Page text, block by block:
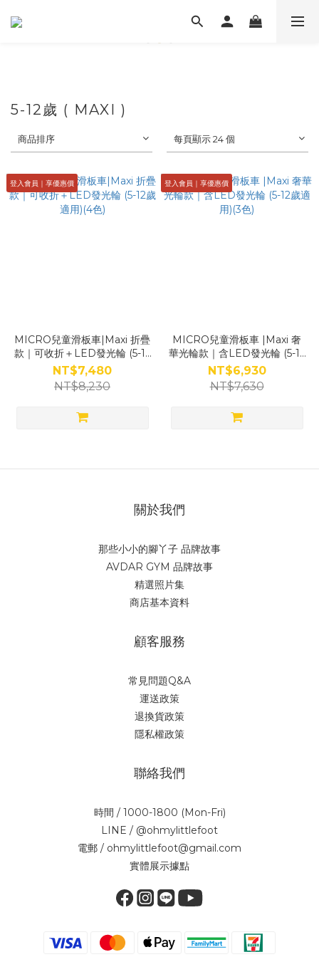
5-12歲 ( MAXI )
商品排序 每頁顯示 24 個
登入會員｜享優惠價
MICRO兒童滑板車|Maxi 折疊
款｜可收折＋LED發光輪 (5-12
歲適用)(4色)
NT$7,480
NT$8,230
登入會員｜享優惠價
MICRO兒童滑板車 |Maxi 奢
華光輪款｜含LED發光輪 (5-12
歲適用)(3色)
NT$6,930
NT$7,630
關於我們
那些小小的腳丫子 品牌故事
AVDAR GYM 品牌故事
精選照片集
商店基本資料
顧客服務
常見問題Q&A
運送政策
退換貨政策
隱私權政策
聯絡我們
時間 / 1000-1800 (Mon-Fri)
LINE / @ohmylittlefoot
電郵 / ohmylittlefoot@gmail.com
實體展示據點